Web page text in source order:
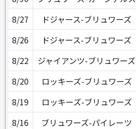
8/27
ドジャース-ブリュワーズ
8/26
ドジャース-ブリュワーズ
8/22
ジャイアンツ-ブリュワーズ
8/20
ロッキーズ-ブリュワーズ
8/19
ロッキーズ-ブリュワーズ
8/16
ブリュワーズ-パイレーツ